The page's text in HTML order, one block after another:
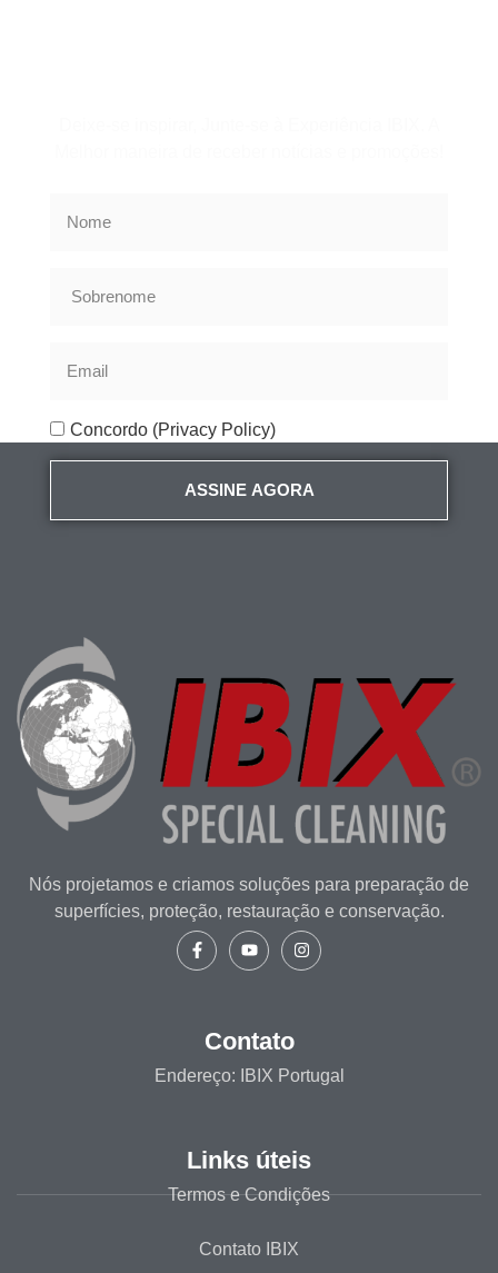
Concordo (Privacy Policy)
ASSINE AGORA
Nós projetamos e criamos soluções para preparação de
superfícies, proteção, restauração e conservação.
Contato
Endereço: IBIX Portugal
Links úteis
Termos e Condições
Contato IBIX